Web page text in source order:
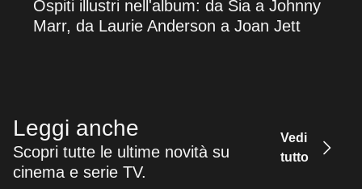
Ospiti illustri nell'album: da Sia a Johnny
Marr, da Laurie Anderson a Joan Jett
Leggi anche
Scopri tutte le ultime novità su
cinema e serie TV.
Vedi
tutto